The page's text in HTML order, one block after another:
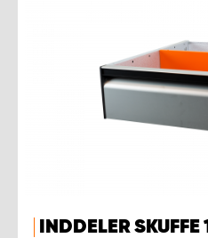
INDDELER